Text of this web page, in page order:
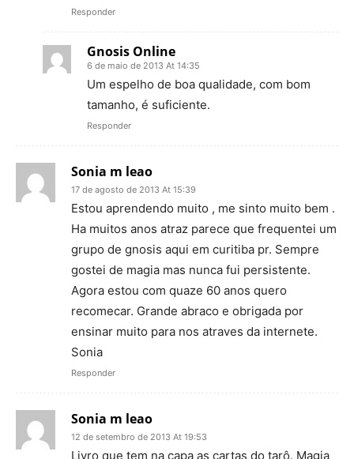
Responder
Gnosis Online
6 de maio de 2013 At 14:35
Um espelho de boa qualidade, com bom
tamanho, é suficiente.
Responder
Sonia m leao
17 de agosto de 2013 At 15:39
Estou aprendendo muito , me sinto muito bem .
Ha muitos anos atraz parece que frequentei um
grupo de gnosis aqui em curitiba pr. Sempre
gostei de magia mas nunca fui persistente.
Agora estou com quaze 60 anos quero
recomecar. Grande abraco e obrigada por
ensinar muito para nos atraves da internete.
Sonia
Responder
Sonia m leao
12 de setembro de 2013 At 19:53
Livro que tem na capa as cartas do tarô. Magia